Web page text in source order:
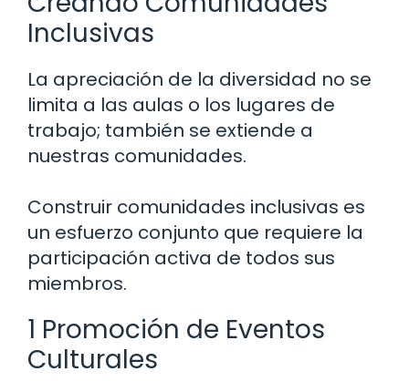
Inclusivas
La apreciación de la diversidad no se
limita a las aulas o los lugares de
trabajo; también se extiende a
nuestras comunidades.
Construir comunidades inclusivas es
un esfuerzo conjunto que requiere la
participación activa de todos sus
miembros.
1 Promoción de Eventos
Culturales